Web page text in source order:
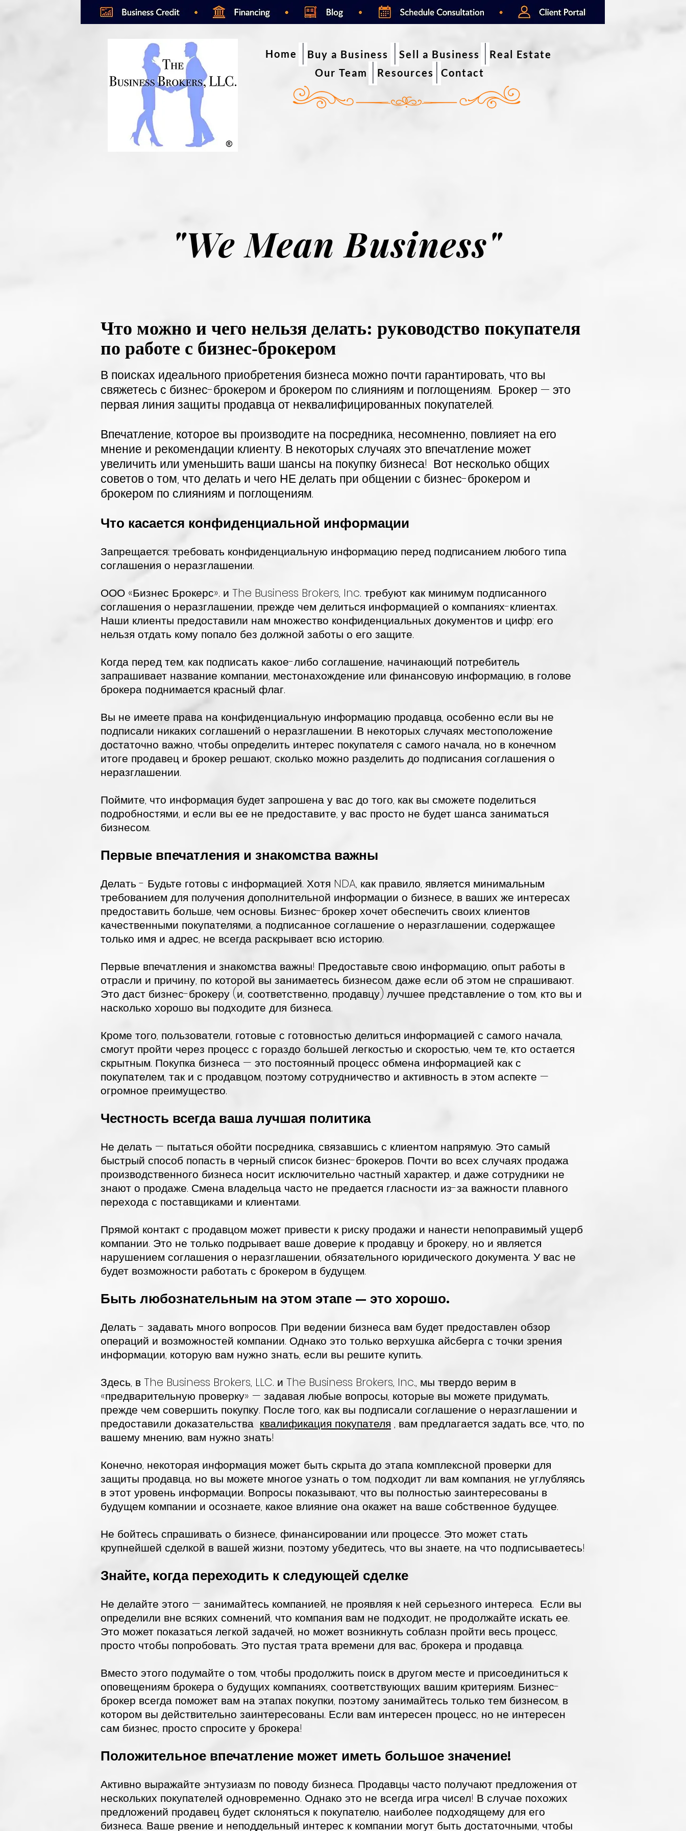
Home Buy a Business
Sell a Business
Our Team
Resources Contact
Real Estate
"We Mean Business"
Что можно и чего нельзя делать: руководство покупателя
по работе с бизнес-брокером
В поисках идеального приобретения бизнеса можно почти гарантировать, что вы
свяжетесь с бизнес-брокером и брокером по слияниям и поглощениям. Брокер — это
первая линия защиты продавца от неквалифицированных покупателей.
Впечатление, которое вы производите на посредника, несомненно, повлияет на его
мнение и рекомендации клиенту. В некоторых случаях это впечатление может
увеличить или уменьшить ваши шансы на покупку бизнеса! Вот несколько общих
советов о том, что делать и чего НЕ делать при общении с бизнес-брокером и
брокером по слияниям и поглощениям.
Что касается конфиденциальной информации
Запрещается: требовать конфиденциальную информацию перед подписанием любого типа
соглашения о неразглашении.
ООО «Бизнес Брокерс». и The Business Brokers, Inc. требуют как минимум подписанного
соглашения о неразглашении, прежде чем делиться информацией о компаниях-клиентах.
Наши клиенты предоставили нам множество конфиденциальных документов и цифр; его
нельзя отдать кому попало без должной заботы о его защите.
Когда перед тем, как подписать какое-либо соглашение, начинающий потребитель
запрашивает название компании, местонахождение или финансовую информацию, в голове
брокера поднимается красный флаг.
Вы не имеете права на конфиденциальную информацию продавца, особенно если вы не
подписали никаких соглашений о неразглашении. В некоторых случаях местоположение
достаточно важно, чтобы определить интерес покупателя с самого начала, но в конечном
итоге продавец и брокер решают, сколько можно разделить до подписания соглашения о
неразглашении.
Поймите, что информация будет запрошена у вас до того, как вы сможете поделиться
подробностями, и если вы ее не предоставите, у вас просто не будет шанса заниматься
бизнесом.
Первые впечатления и знакомства важны
Делать - Будьте готовы с информацией. Хотя NDA, как правило, является минимальным
требованием для получения дополнительной информации о бизнесе, в ваших же интересах
предоставить больше, чем основы. Бизнес-брокер хочет обеспечить своих клиентов
качественными покупателями, а подписанное соглашение о неразглашении, содержащее
только имя и адрес, не всегда раскрывает всю историю.
Первые впечатления и знакомства важны! Предоставьте свою информацию, опыт работы в
отрасли и причину, по которой вы занимаетесь бизнесом, даже если об этом не спрашивают.
Это даст бизнес-брокеру (и, соответственно, продавцу) лучшее представление о том, кто вы и
насколько хорошо вы подходите для бизнеса.
Кроме того, пользователи, готовые с готовностью делиться информацией с самого начала,
смогут пройти через процесс с гораздо большей легкостью и скоростью, чем те, кто остается
скрытным. Покупка бизнеса — это постоянный процесс обмена информацией как с
покупателем, так и с продавцом, поэтому сотрудничество и активность в этом аспекте —
огромное преимущество.
Честность всегда ваша лучшая политика
Не делать — пытаться обойти посредника, связавшись с клиентом напрямую. Это самый
быстрый способ попасть в черный список бизнес-брокеров. Почти во всех случаях продажа
производственного бизнеса носит исключительно частный характер, и даже сотрудники не
знают о продаже. Смена владельца часто не предается гласности из-за важности плавного
перехода с поставщиками и клиентами.
Прямой контакт с продавцом может привести к риску продажи и нанести непоправимый ущерб
компании. Это не только подрывает ваше доверие к продавцу и брокеру, но и является
нарушением соглашения о неразглашении, обязательного юридического документа. У вас не
будет возможности работать с брокером в будущем.
Быть любознательным на этом этапе — это хорошо.
Делать - задавать много вопросов. При ведении бизнеса вам будет предоставлен обзор
операций и возможностей компании. Однако это только верхушка айсберга с точки зрения
информации, которую вам нужно знать, если вы решите купить.
Здесь, в The Business Brokers, LLC. и The Business Brokers, Inc., мы твердо верим в
«предварительную проверку» — задавая любые вопросы, которые вы можете придумать,
прежде чем совершить покупку. После того, как вы подписали соглашение о неразглашении и
предоставили доказательства квалификация покупателя , вам предлагается задать все, что, по
вашему мнению, вам нужно знать!
Конечно, некоторая информация может быть скрыта до этапа комплексной проверки для
защиты продавца, но вы можете многое узнать о том, подходит ли вам компания, не углубляясь
в этот уровень информации. Вопросы показывают, что вы полностью заинтересованы в
будущем компании и осознаете, какое влияние она окажет на ваше собственное будущее.
Не бойтесь спрашивать о бизнесе, финансировании или процессе. Это может стать
крупнейшей сделкой в вашей жизни, поэтому убедитесь, что вы знаете, на что подписываетесь!
Знайте, когда переходить к следующей сделке
Не делайте этого — занимайтесь компанией, не проявляя к ней серьезного интереса. Если вы
определили вне всяких сомнений, что компания вам не подходит, не продолжайте искать ее.
Это может показаться легкой задачей, но может возникнуть соблазн пройти весь процесс,
просто чтобы попробовать. Это пустая трата времени для вас, брокера и продавца.
Вместо этого подумайте о том, чтобы продолжить поиск в другом месте и присоединиться к
оповещениям брокера о будущих компаниях, соответствующих вашим критериям. Бизнес-
брокер всегда поможет вам на этапах покупки, поэтому занимайтесь только тем бизнесом, в
котором вы действительно заинтересованы. Если вам интересен процесс, но не интересен
сам бизнес, просто спросите у брокера!
Положительное впечатление может иметь большое значение!
Активно выражайте энтузиазм по поводу бизнеса. Продавцы часто получают предложения от
нескольких покупателей одновременно. Однако это не всегда игра чисел! В случае похожих
предложений продавец будет склоняться к покупателю, наиболее подходящему для его
бизнеса. Ваше рвение и неподдельный интерес к компании могут быть достаточными, чтобы